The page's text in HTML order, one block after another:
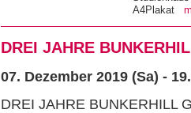
A4Plakat
DREI JAHRE
07. Dezember 2019 (Sa) -
DREI JAHRE BUNKERHILL